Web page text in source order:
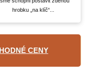
hrobku „na klíč“...
CENY